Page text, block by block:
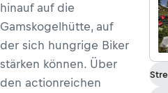
hinauf auf die
Gamskogelhütte, auf
der sich hungrige Biker
stärken können. Über
den actionreichen